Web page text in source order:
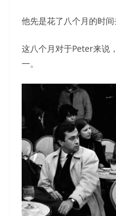
他先是花了八个月的时
这八个月对于Peter来说
一。